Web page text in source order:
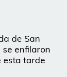
de San
se enfilaron
esta tarde